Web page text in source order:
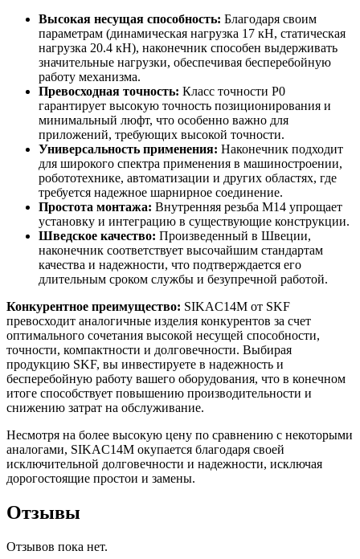
Высокая несущая способность: Благодаря своим
параметрам (динамическая нагрузка 17 кН, статическая
нагрузка 20.4 кН), наконечник способен выдерживать
значительные нагрузки, обеспечивая бесперебойную
работу механизма.
Превосходная точность: Класс точности P0
гарантирует высокую точность позиционирования и
минимальный люфт, что особенно важно для
приложений, требующих высокой точности.
Универсальность применения: Наконечник подходит
для широкого спектра применения в машиностроении,
робототехнике, автоматизации и других областях, где
требуется надежное шарнирное соединение.
Простота монтажа: Внутренняя резьба M14 упрощает
установку и интеграцию в существующие конструкции.
Шведское качество: Произведенный в Швеции,
наконечник соответствует высочайшим стандартам
качества и надежности, что подтверждается его
длительным сроком службы и безупречной работой.
Конкурентное преимущество: SIKAC14M от SKF
превосходит аналогичные изделия конкурентов за счет
оптимального сочетания высокой несущей способности,
точности, компактности и долговечности. Выбирая
продукцию SKF, вы инвестируете в надежность и
бесперебойную работу вашего оборудования, что в конечном
итоге способствует повышению производительности и
снижению затрат на обслуживание.
Несмотря на более высокую цену по сравнению с некоторыми
аналогами, SIKAC14M окупается благодаря своей
исключительной долговечности и надежности, исключая
дорогостоящие простои и замены.
Отзывы
Отзывов пока нет.